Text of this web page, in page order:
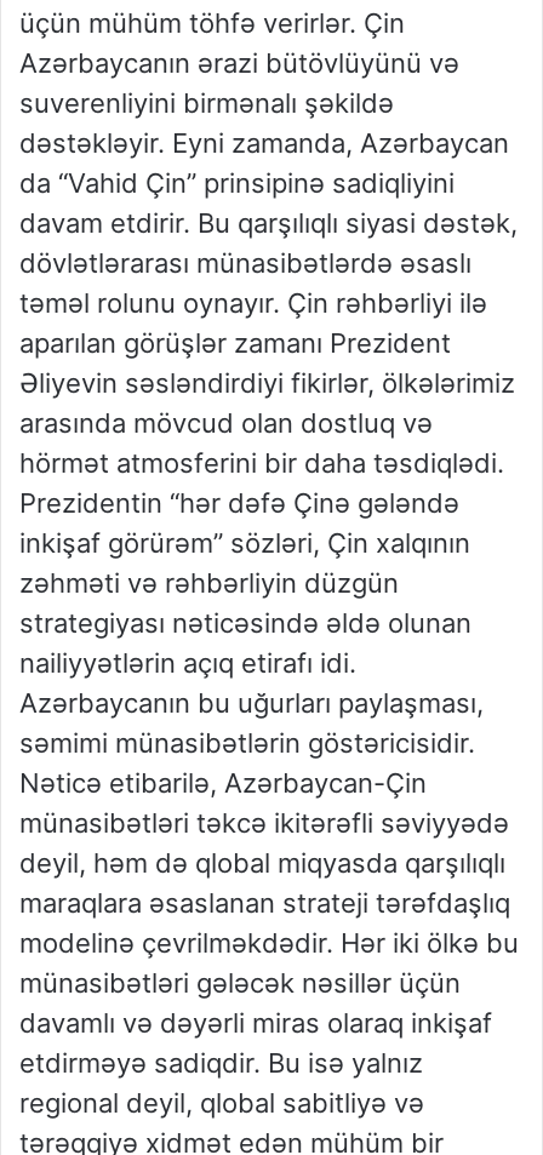
üçün mühüm töhfə verirlər. Çin
Azərbaycanın ərazi bütövlüyünü və
suverenliyini birmənalı şəkildə
dəstəkləyir. Eyni zamanda, Azərbaycan
da “Vahid Çin” prinsipinə sadiqliyini
davam etdirir. Bu qarşılıqlı siyasi dəstək,
dövlətlərarası münasibətlərdə əsaslı
təməl rolunu oynayır. Çin rəhbərliyi ilə
aparılan görüşlər zamanı Prezident
Əliyevin səsləndirdiyi fikirlər, ölkələrimiz
arasında mövcud olan dostluq və
hörmət atmosferini bir daha təsdiqlədi.
Prezidentin “hər dəfə Çinə gələndə
inkişaf görürəm” sözləri, Çin xalqının
zəhməti və rəhbərliyin düzgün
strategiyası nəticəsində əldə olunan
nailiyyətlərin açıq etirafı idi.
Azərbaycanın bu uğurları paylaşması,
səmimi münasibətlərin göstəricisidir.
Nəticə etibarilə, Azərbaycan-Çin
münasibətləri təkcə ikitərəfli səviyyədə
deyil, həm də qlobal miqyasda qarşılıqlı
maraqlara əsaslanan strateji tərəfdaşlıq
modelinə çevrilməkdədir. Hər iki ölkə bu
münasibətləri gələcək nəsillər üçün
davamlı və dəyərli miras olaraq inkişaf
etdirməyə sadiqdir. Bu isə yalnız
regional deyil, qlobal sabitliyə və
tərəqqiyə xidmət edən mühüm bir